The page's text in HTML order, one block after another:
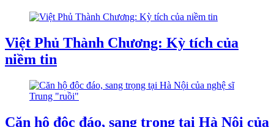
Việt Phủ Thành Chương: Kỳ tích của
niềm tin
Căn hộ độc đáo, sang trọng tại Hà Nội của